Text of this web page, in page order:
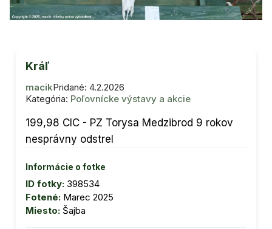
Kráľ
macikPridané: 4.2.2026
Kategória: Poľovnícke výstavy a akcie
199,98 CIC - PZ Torysa Medzibrod 9 rokov
nesprávny odstrel
Informácie o fotke
ID fotky: 398534
Fotené: Marec 2025
Miesto: Šajba